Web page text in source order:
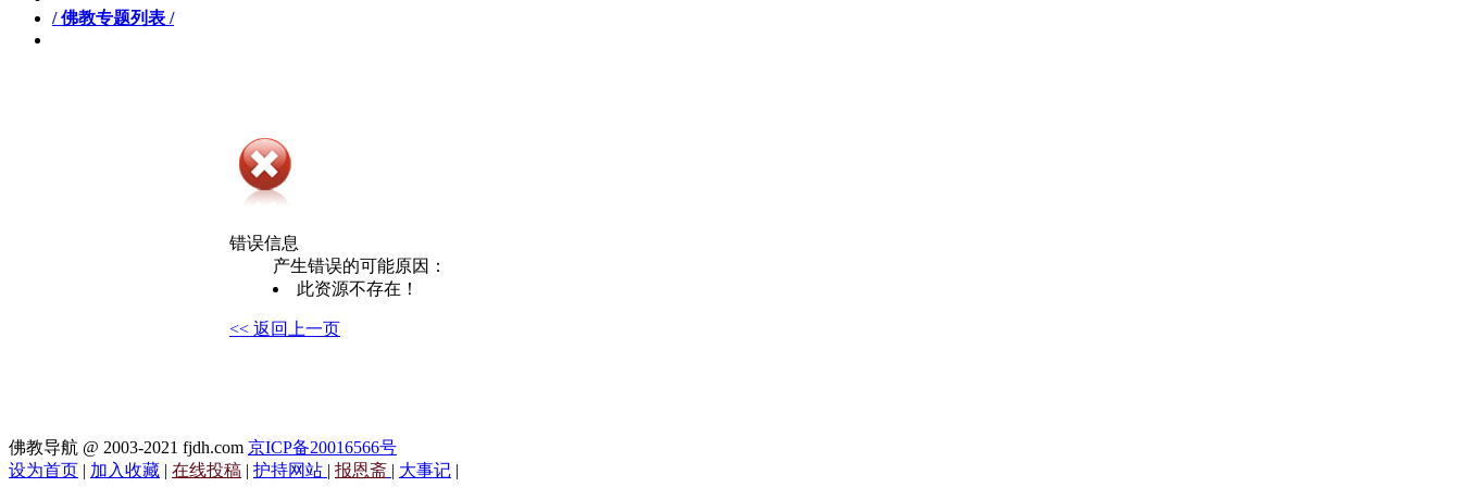
/ 佛教专题列表 /
错误信息
产生错误的可能原因：
此资源不存在！
<< 返回上一页
佛教导航 @ 2003-2021 fjdh.com 京ICP备20016566号
设为首页 | 加入收藏 | 在线投稿 | 护持网站 | 报恩斋 | 大事记 |